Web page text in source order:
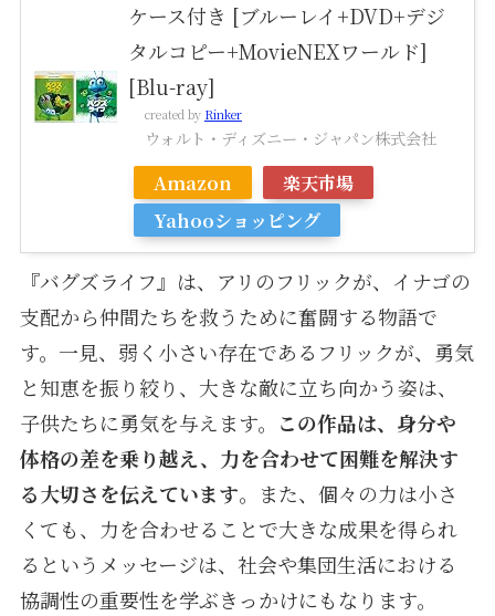
ケース付き [ブルーレイ+DVD+デジ
タルコピー+MovieNEXワールド]
[Blu-ray]
created by Rinker
ウォルト・ディズニー・ジャパン株式会社
Amazon
楽天市場
Yahooショッピング
『バグズライフ』は、アリのフリックが、イナゴの
支配から仲間たちを救うために奮闘する物語で
す。一見、弱く小さい存在であるフリックが、勇気
と知恵を振り絞り、大きな敵に立ち向かう姿は、
子供たちに勇気を与えます。 この作品は、身分や
体格の差を乗り越え、力を合わせて困難を解決す
る大切さを伝えています。また、個々の力は小さ
くても、力を合わせることで大きな成果を得られ
るというメッセージは、社会や集団生活における
協調性の重要性を学ぶきっかけにもなります。